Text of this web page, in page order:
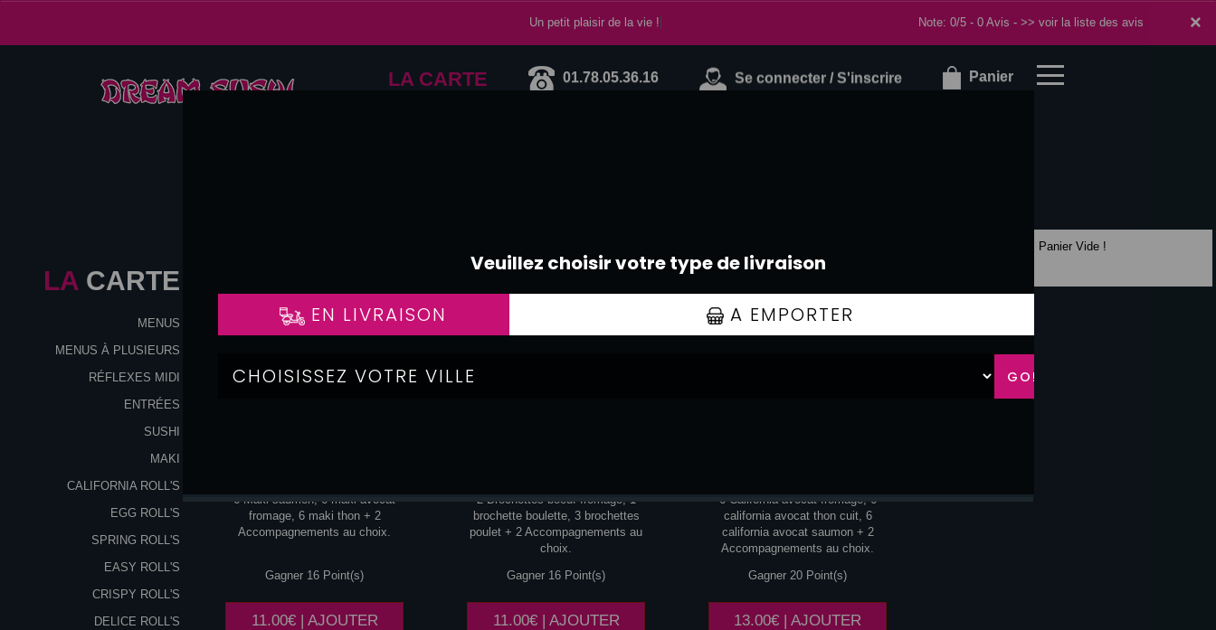
×
Un petit plaisir de la vie ! Note: 0/5 - 0 Avis - >> voir la liste des avis
LA CARTE 01.78.05.36.16 Se connecter / S'inscrire Panier
×
LA CARTE
MENUS
MENUS À PLUSIEURS
RÉFLEXES MIDI
ENTRÉES
SUSHI
MAKI
CALIFORNIA ROLL'S
EGG ROLL'S
SPRING ROLL'S
EASY ROLL'S
CRISPY ROLL'S
DELICE ROLL'S
MENUS
6 Maki saumon, 6 maki avocat
fromage, 6 maki thon + 2
Accompagnements au choix.
Gagner 16 Point(s)
11.00€ | AJOUTER
2 Brochettes boeuf fromage, 1
brochette boulette, 3 brochettes
poulet + 2 Accompagnements au
choix.
Gagner 16 Point(s)
11.00€ | AJOUTER
6 California avocat fromage, 6
california avocat thon cuit, 6
california avocat saumon + 2
Accompagnements au choix.
Gagner 20 Point(s)
13.00€ | AJOUTER
Panier Vide !